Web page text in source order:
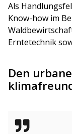
Als
Know-how im
Erntetechnik
Den